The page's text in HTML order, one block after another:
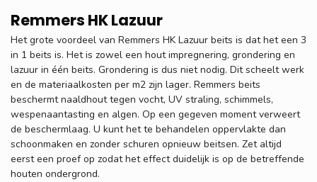
Remmers HK Lazuur
Het grote voordeel van Remmers HK Lazuur beits is dat het een 3
in 1 beits is. Het is zowel een hout impregnering, grondering en
lazuur in één beits. Grondering is dus niet nodig. Dit scheelt werk
en de materiaalkosten per m2 zijn lager. Remmers beits
beschermt naaldhout tegen vocht, UV straling, schimmels,
wespenaantasting en algen. Op een gegeven moment verweert
de beschermlaag. U kunt het te behandelen oppervlakte dan
schoonmaken en zonder schuren opnieuw beitsen. Zet altijd
eerst een proef op zodat het effect duidelijk is op de betreffende
houten ondergrond.